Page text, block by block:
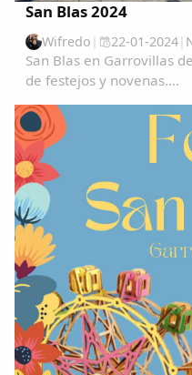
San Blas 2024
Wifredo | 22-01-2024|
San Blas en Garrovillas
de festejos y novenas....